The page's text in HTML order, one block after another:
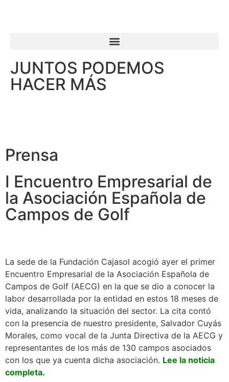
JUNTOS PODEMOS
HACER MÁS
Prensa
I Encuentro Empresarial de
la Asociación Española de
Campos de Golf
La sede de la Fundación Cajasol acogió ayer el primer
Encuentro Empresarial de la Asociación Española de
Campos de Golf (AECG) en la que se dio a conocer la
labor desarrollada por la entidad en estos 18 meses de
vida, analizando la situación del sector. La cita contó
con la presencia de nuestro presidente, Salvador Cuyás
Morales, como vocal de la Junta Directiva de la AECG y
representantes de los más de 130 campos asociados
con los que ya cuenta dicha asociación. Lee la noticia
completa.